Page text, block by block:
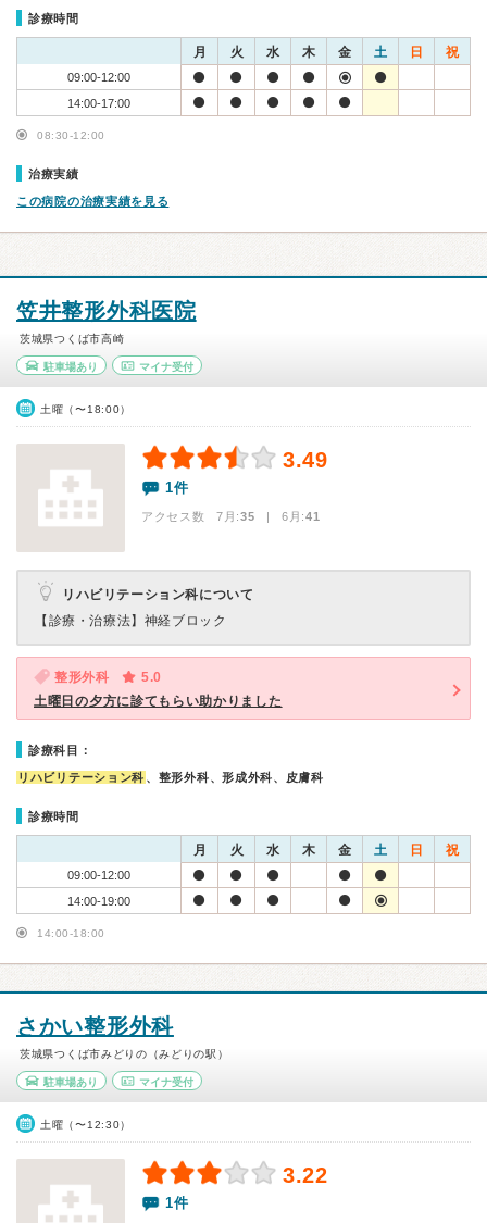
診療時間
月 火 水 木 金 土 日 祝
09:00-12:00
14:00-17:00
08:30-12:00
治療実績
この病院の治療実績を見る
笠井整形外科医院
茨城県つくば市高崎
駐車場あり マイナ受付
土曜（〜18:00）
3.49
1件
アクセス数 7月:35 | 6月:41
リハビリテーション科について
【診療・治療法】 神経ブロック
整形外科
5.0
土曜日の夕方に診てもらい助かりました
診療科目：
リハビリテーション科 、整形外科、形成外科、皮膚科
診療時間
月 火 水 木 金 土 日 祝
09:00-12:00
14:00-19:00
14:00-18:00
さかい整形外科
茨城県つくば市みどりの（みどりの駅）
駐車場あり マイナ受付
土曜（〜12:30）
3.22
1件